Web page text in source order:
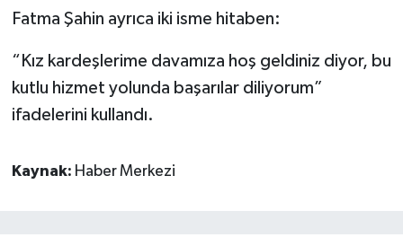
Fatma Şahin ayrıca iki isme hitaben:
“Kız kardeşlerime davamıza hoş geldiniz diyor, bu
kutlu hizmet yolunda başarılar diliyorum”
ifadelerini kullandı.
Kaynak: Haber Merkezi